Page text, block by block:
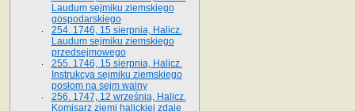
Laudum sejmiku ziemskiego
gospodarskiego
254. 1746, 15 sierpnia, Halicz.
Laudum sejmiku ziemskiego
przedsejmowego
255. 1746, 15 sierpnia, Halicz.
Instrukcya sejmiku ziemskiego
posłom na sejm walny
256. 1747, 12 września, Halicz.
Komisarz ziemi halickiej zdaje